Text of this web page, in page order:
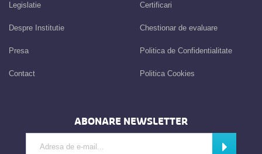
Legislatie
Despre Institutie
Presa
Contact
Certificari
Chestionar de evaluare
Politica de Confidentialitate
Politica Cookies
ABONARE NEWSLETTER